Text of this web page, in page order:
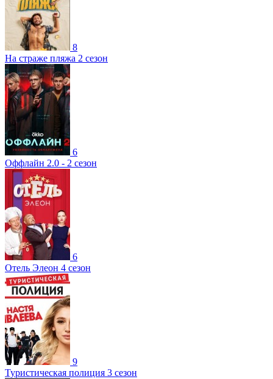
8
На страже пляжа 2 сезон
6
Оффлайн 2.0 - 2 сезон
6
Отель Элеон 4 сезон
9
Туристическая полиция 3 сезон